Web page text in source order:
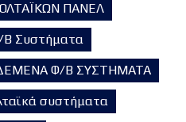
ΠΑΝΕΛ
Β Συστήματα
Φ/Β ΣΥΣΤΗΜΑΤΑ
συστήματα